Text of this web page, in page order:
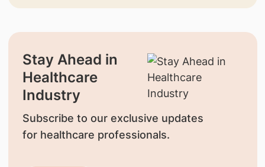
Stay Ahead in
Healthcare
Industry
Subscribe to our exclusive updates
for healthcare professionals.